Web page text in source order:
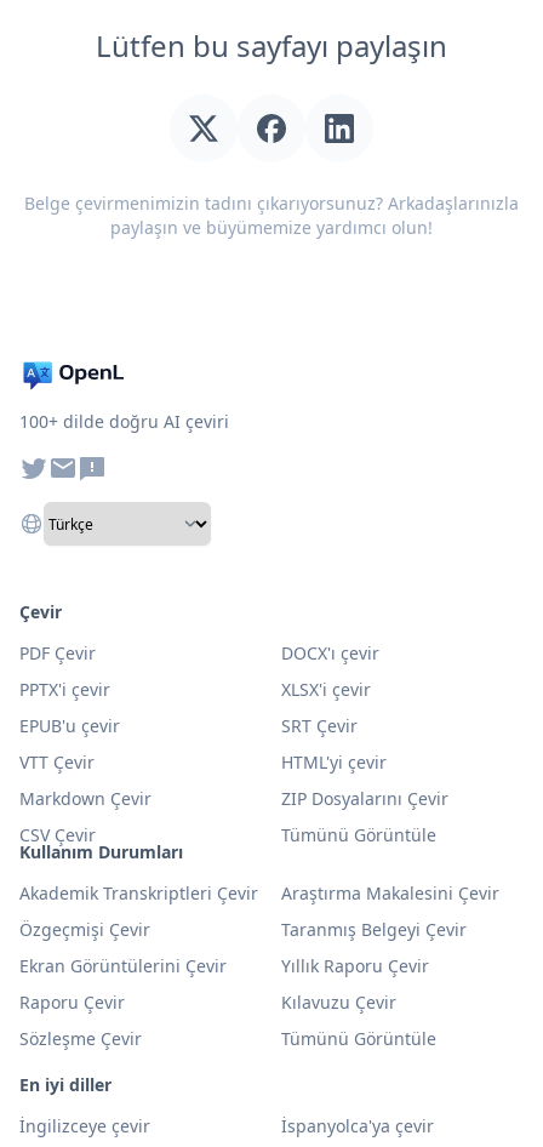
Lütfen bu sayfayı paylaşın
Belge çevirmenimizin tadını çıkarıyorsunuz? Arkadaşlarınızla
paylaşın ve büyümemize yardımcı olun!
100+ dilde doğru AI çeviri
Kullanım Durumları
Akademik Transkriptleri Çevir
Araştırma Makalesini Çevir
Özgeçmişi Çevir
Taranmış Belgeyi Çevir
Ekran Görüntülerini Çevir
Yıllık Raporu Çevir
Raporu Çevir
Kılavuzu Çevir
Sözleşme Çevir
Tümünü Görüntüle
En iyi diller
İngilizceye çevir
İspanyolca'ya çevir
Çevir
PDF Çevir
DOCX'ı çevir
PPTX'i çevir
XLSX'i çevir
EPUB'u çevir
SRT Çevir
VTT Çevir
HTML'yi çevir
Markdown Çevir
ZIP Dosyalarını Çevir
CSV Çevir
Tümünü Görüntüle